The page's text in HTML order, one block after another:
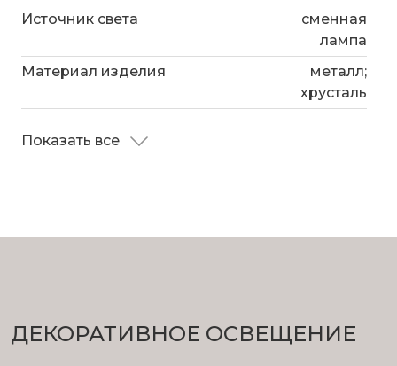
Источник света
сменная
лампа
Материал изделия
металл;
хрусталь
Показать все
ДЕКОРАТИВНОЕ ОСВЕЩЕНИЕ